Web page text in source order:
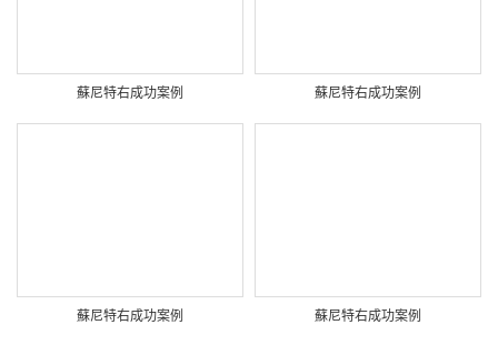
蘇尼特右成功案例 蘇尼特右成功案例
蘇尼特右成功案例 蘇尼特右成功案例